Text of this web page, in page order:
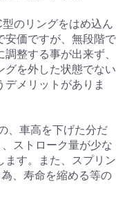
のリングをはめ込ん
安価ですが、無段階で
整する事が出来ず、
グを外した状態でない
デメリットがありま
、車高を下げた分だ
ストローク量が少な
ます。また、スプリン
、寿命を縮める等の